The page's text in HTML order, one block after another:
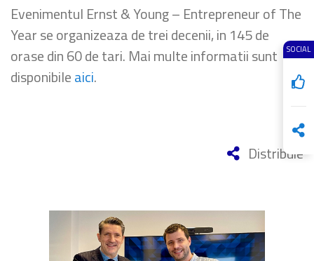
SOCIAL
Evenimentul Ernst & Young – Entrepreneur of The
Year se organizeaza de trei decenii, in 145 de
orase din 60 de tari. Mai multe informatii sunt
disponibileaici.
Distribuie